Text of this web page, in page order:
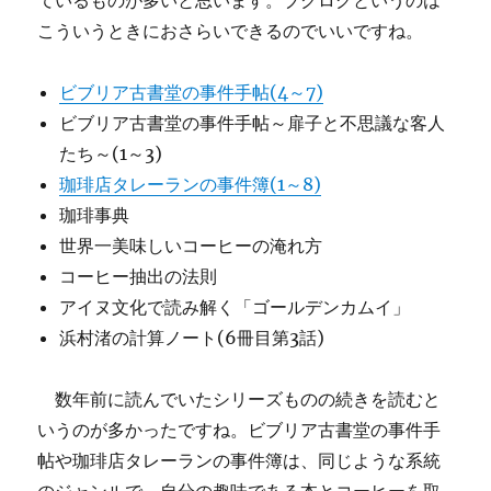
こういうときにおさらいできるのでいいですね。
ビブリア古書堂の事件手帖(4～7)
ビブリア古書堂の事件手帖～扉子と不思議な客人
たち～(1～3)
珈琲店タレーランの事件簿(1～8)
珈琲事典
世界一美味しいコーヒーの淹れ方
コーヒー抽出の法則
アイヌ文化で読み解く「ゴールデンカムイ」
浜村渚の計算ノート(6冊目第3話)
数年前に読んでいたシリーズものの続きを読むと
いうのが多かったですね。ビブリア古書堂の事件手
帖や珈琲店タレーランの事件簿は、同じような系統